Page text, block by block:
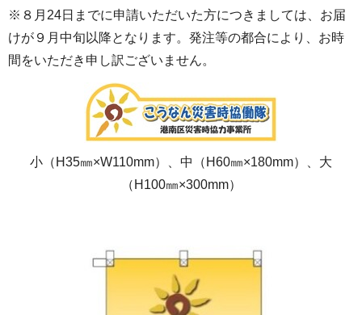
※８月24日までに申請いただいた方につきましては、お届
けが９月中旬以降となります。発注等の都合により、お時
間をいただき申し訳ございません。
小（H35㎜×W110mm）、中（H60㎜×180mm）、大
（H100㎜×300mm）